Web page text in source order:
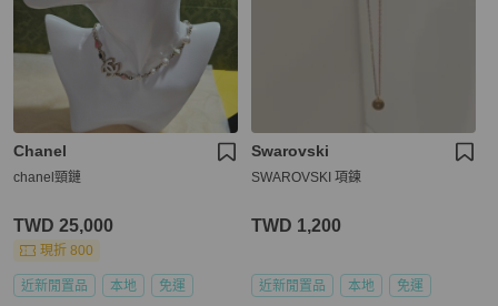
Chanel
chanel頸鏈
TWD 25,000
現折 800
近新閒置品 本地 免運
Swarovski
SWAROVSKI 項鍊
TWD 1,200
近新閒置品 本地 免運